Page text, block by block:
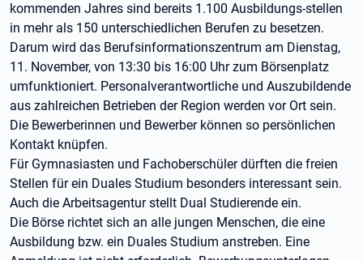
kommenden Jahres sind bereits 1.100 Ausbildungs-stellen
in mehr als 150 unterschiedlichen Berufen zu besetzen.
Darum wird das Berufsinformationszentrum am Dienstag,
11. November, von 13:30 bis 16:00 Uhr zum Börsenplatz
umfunktioniert. Personalverantwortliche und Auszubildende
aus zahlreichen Betrieben der Region werden vor Ort sein.
Die Bewerberinnen und Bewerber können so persönlichen
Kontakt knüpfen.
Für Gymnasiasten und Fachoberschüler dürften die freien
Stellen für ein Duales Studium besonders interessant sein.
Auch die Arbeitsagentur stellt Dual Studierende ein.
Die Börse richtet sich an alle jungen Menschen, die eine
Ausbildung bzw. ein Duales Studium anstreben. Eine